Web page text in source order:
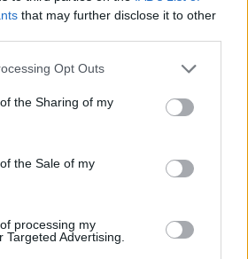
that may further disclose it to other
Opt Outs
the Sharing of my
the Sale of my
processing my
Targeted Advertising.
Ελικόπτερο προσγειώνεται σε
viral βίντεο
Κινητοποιήθηκαν η Υπηρεσία Πολιτικής